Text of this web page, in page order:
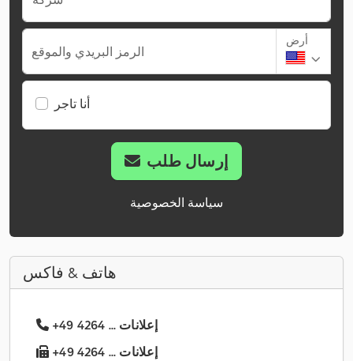
الرمز البريدي والموقع
أرض
أنا تاجر
إرسال طلب
سياسة الخصوصية
هاتف & فاكس
+49 4264 ... إعلانات
+49 4264 ... إعلانات